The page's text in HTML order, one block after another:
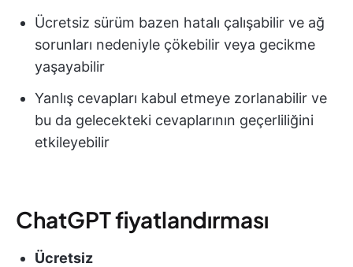
Ücretsiz sürüm bazen hatalı çalışabilir ve ağ
sorunları nedeniyle çökebilir veya gecikme
yaşayabilir
Yanlış cevapları kabul etmeye zorlanabilir ve
bu da gelecekteki cevaplarının geçerliliğini
etkileyebilir
ChatGPT fiyatlandırması
Ücretsiz